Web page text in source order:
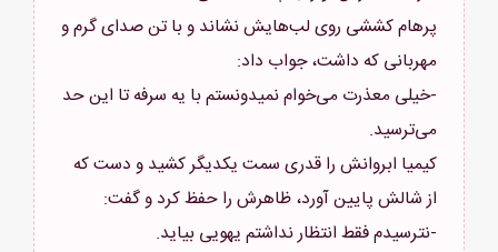
پرهام کششی روی لب‌هایش نشاند و با تن صدای گرم و
-خیلی معذرت می‌خوام نمیدونستم با یه سرفه تا این حد
کیمیا ابروانش را قدری سمت یکدیگر کشید و دست که